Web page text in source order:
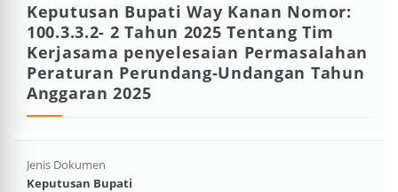
Keputusan Bupati Way Kanan Nomor:
100.3.3.2- 2 Tahun 2025 Tentang Tim
Kerjasama penyelesaian Permasalahan
Peraturan Perundang-Undangan Tahun
Anggaran 2025
Jenis Dokumen
Keputusan Bupati